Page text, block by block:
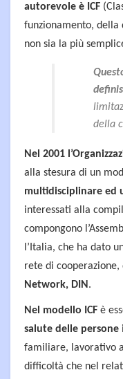
autorevole è ICF
funzionamento, della
non sia la più
della
Nel 2001
alla stesura di un
multidisciplinare ed
interessati alla
compongono
l’Italia, che ha dato
rete di cooperazione,
Network, DIN .
Nel modello ICF è
salute delle persone
familiare, lavorativo
difficoltà che nel